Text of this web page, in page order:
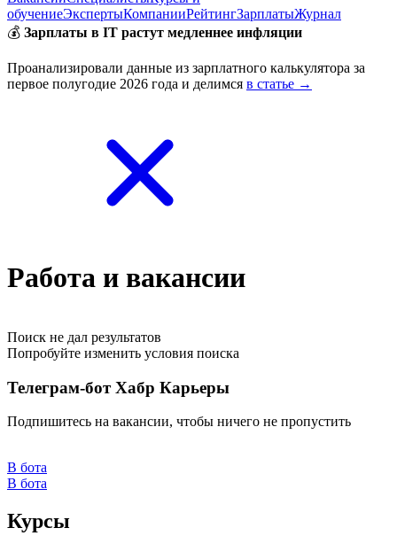
обучениеЭкспертыКомпанииРейтингЗарплатыЖурнал
💰 Зарплаты в IT растут медленнее инфляции
Проанализировали данные из зарплатного калькулятора за
первое полугодие 2026 года и делимся в статье →
Работа и вакансии
Поиск не дал результатов
Попробуйте изменить условия поиска
Телеграм-бот Хабр Карьеры
Подпишитесь на вакансии, чтобы ничего не пропустить
В бота
В бота
Курсы